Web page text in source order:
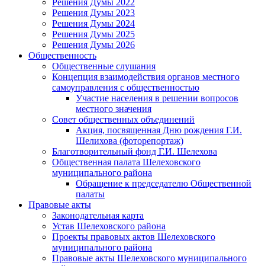
Решения Думы 2023
Решения Думы 2024
Решения Думы 2025
Решения Думы 2026
Общественность
Общественные слушания
Концепция взаимодействия органов местного
самоуправления с общественностью
Участие населения в решении вопросов
местного значения
Совет общественных объединений
Акция, посвященная Дню рождения Г.И.
Шелихова (фоторепортаж)
Благотворительный фонд Г.И. Шелехова
Общественная палата Шелеховского
муниципального района
Обращение к председателю Общественной
палаты
Правовые акты
Законодательная карта
Устав Шелеховского района
Проекты правовых актов Шелеховского
муниципального района
Правовые акты Шелеховского муниципального